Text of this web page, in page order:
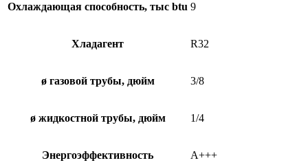
Охлаждающая способность, тыс btu 9
Хладагент R32
ø газовой трубы, дюйм 3/8
ø жидкостной трубы, дюйм 1/4
Энергоэффективность А+++